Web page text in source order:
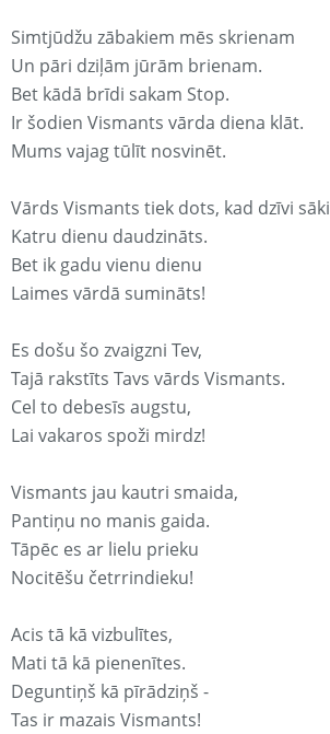
Simtjūdžu zābakiem mēs skrienam
Un pāri dziļām jūrām brienam.
Bet kādā brīdi sakam Stop.
Ir šodien Vismants vārda diena klāt.
Mums vajag tūlīt nosvinēt.
Vārds Vismants tiek dots, kad dzīvi sāki
Katru dienu daudzināts.
Bet ik gadu vienu dienu
Laimes vārdā sumināts!
Es došu šo zvaigzni Tev,
Tajā rakstīts Tavs vārds Vismants.
Cel to debesīs augstu,
Lai vakaros spoži mirdz!
Vismants jau kautri smaida,
Pantiņu no manis gaida.
Tāpēc es ar lielu prieku
Nocitēšu četrrindieku!
Acis tā kā vizbulītes,
Mati tā kā pienenītes.
Deguntiņš kā pīrādziņš -
Tas ir mazais Vismants!